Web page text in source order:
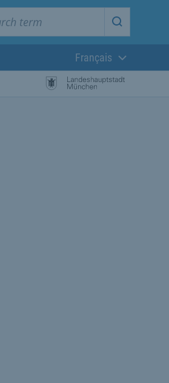
Start
Langue
Français